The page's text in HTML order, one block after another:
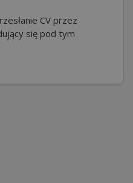
CV przez
się pod tym